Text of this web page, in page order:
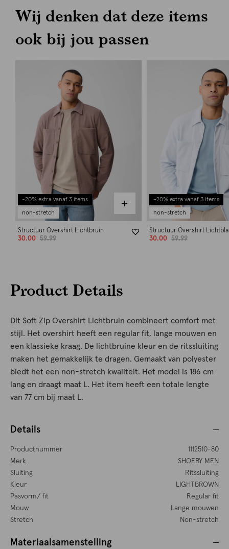
Wij denken dat deze items
ook bij jou passen
-20% extra vanaf 3 items
non-stretch
Structuur Overshirt Lichtbruin
30.00
59.99
-20% extra vanaf 3 items
non-stretch
Structuur Overshirt
30.00
59.99
Product Details
Dit Soft Zip Overshirt Lichtbruin combineert comfort met
stijl. Het overshirt heeft een regular fit, lange mouwen en
een klassieke kraag. De lichtbruine kleur en de ritssluiting
maken het gemakkelijk te dragen. Gemaakt van polyester
biedt het een non-stretch kwaliteit. Het model is 186 cm
lang en draagt maat L. Het item heeft een totale lengte
van 77 cm bij maat L.
Details
Productnummer
1112510-80
Merk
SHOEBY MEN
Sluiting
Ritssluiting
Kleur
LIGHTBROWN
Pasvorm/ fit
Regular fit
Mouw
Lange mouwen
Stretch
Non-stretch
Materiaalsamenstelling